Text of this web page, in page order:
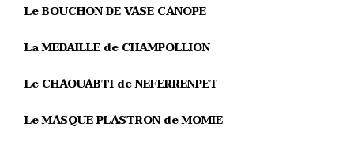
Le BOUCHON DE VASE CANOPE
La MEDAILLE de CHAMPOLLION
Le CHAOUABTI de NEFERRENPET
Le MASQUE PLASTRON de MOMIE